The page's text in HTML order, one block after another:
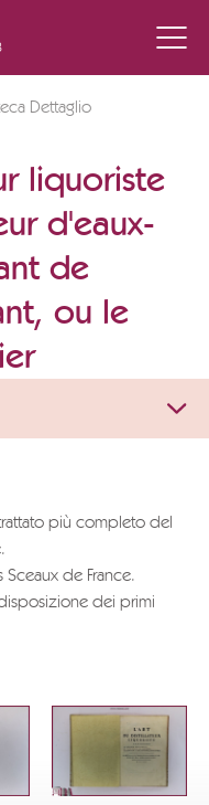
Dettaglio
liquoriste
d'eaux-
de
ou le
più completo del
de France.
dei primi